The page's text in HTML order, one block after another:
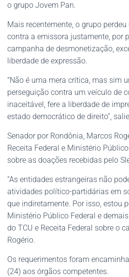
o grupo Jovem Pan.
Mais recentemente, o grupo
contra a emissora justamente, por
campanha de desmonetização,
liberdade de expressão.
“Não é uma mera crítica, mas sim
perseguição contra um veículo de
inaceitável, fere a liberdade de
estado democrático de direito”,
Senador por Rondônia, Marcos
Receita Federal e Ministério
sobre as doações recebidas pelo
“As entidades estrangeiras não
atividades político-partidárias em
que indiretamente. Por isso, estou
Ministério Público Federal e
do TCU e Receita Federal sobre o
Rogério.
Os requerimentos foram
(24) aos órgãos competentes.